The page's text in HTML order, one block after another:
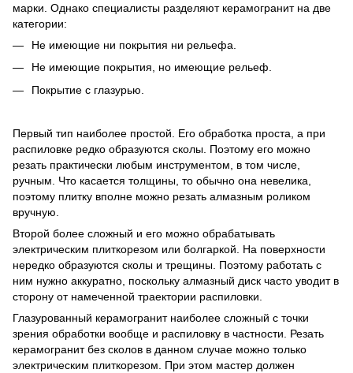
марки. Однако специалисты разделяют керамогранит на две
категории:
Не имеющие ни покрытия ни рельефа.
Не имеющие покрытия, но имеющие рельеф.
Покрытие с глазурью.
Первый тип наиболее простой. Его обработка проста, а при
распиловке редко образуются сколы. Поэтому его можно
резать практически любым инструментом, в том числе,
ручным. Что касается толщины, то обычно она невелика,
поэтому плитку вполне можно резать алмазным роликом
вручную.
Второй более сложный и его можно обрабатывать
электрическим плиткорезом или болгаркой. На поверхности
нередко образуются сколы и трещины. Поэтому работать с
ним нужно аккуратно, поскольку алмазный диск часто уводит в
сторону от намеченной траектории распиловки.
Глазурованный керамогранит наиболее сложный с точки
зрения обработки вообще и распиловку в частности. Резать
керамогранит без сколов в данном случае можно только
электрическим плиткорезом. При этом мастер должен